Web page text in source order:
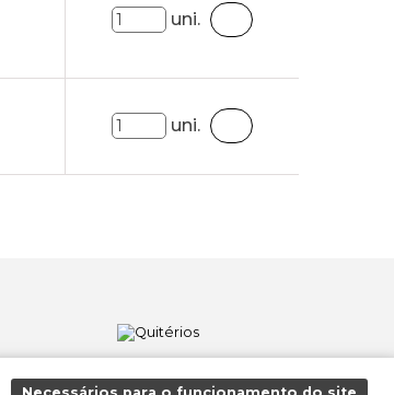
uni.
uni.
Necessários para o funcionamento do site